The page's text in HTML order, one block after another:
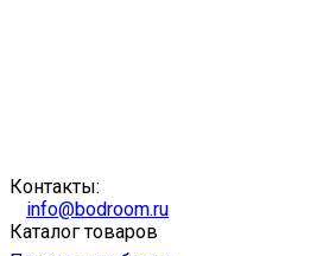
Контакты:
info@bodroom.ru
Каталог товаров